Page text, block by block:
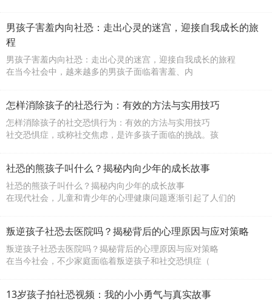
男孩子害羞内向社恐：走出心灵的迷宫，迎接自我成长的旅
程
男孩子害羞内向社恐：走出心灵的迷宫，迎接自我成长的旅程
在当今社会中，越来越多的男孩子面临着害羞、内
怎样消除孩子的社恐行为：有效的方法与实用技巧
怎样消除孩子的社交恐惧行为：有效的方法与实用技巧
社交恐惧症，或称社交焦虑，是许多孩子面临的挑战。孩
社恐的熊孩子叫什么？揭秘内向少年的成长故事
社恐的熊孩子叫什么？揭秘内向少年的成长故事
在现代社会，儿童和青少年的心理健康问题逐渐引起了人们的
叛逆孩子社恐去医院吗？揭秘背后的心理原因与应对策略
叛逆孩子社恐去医院吗？揭秘背后的心理原因与应对策略
在当今社会，不少家庭面临着叛逆孩子和社交恐惧症（
13岁孩子拍社恐视频：我的小小勇气与真实故事